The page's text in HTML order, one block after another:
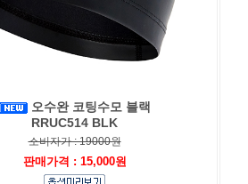
오수완 코팅수모 블랙
RRUC514 BLK
소비자가 : 19000원
판매가격 : 15,000원